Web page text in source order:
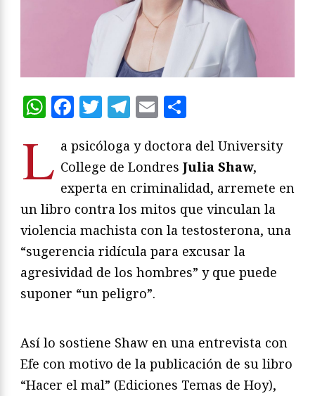
WhatsApp
Facebook
Twitter
Telegram
Email
L a psicóloga y doctora del University
College de Londres Julia Shaw,
experta en criminalidad, arremete en
un libro contra los mitos que vinculan la
violencia machista con la testosterona, una
“sugerencia ridícula para excusar la
agresividad de los hombres” y que puede
suponer “un peligro”.
Así lo sostiene Shaw en una entrevista con
Efe con motivo de la publicación de su libro
“Hacer el mal” (Ediciones Temas de Hoy),